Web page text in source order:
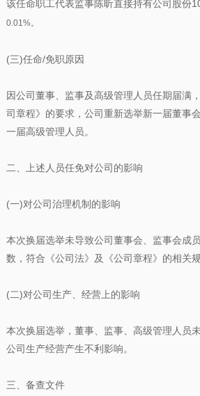
该任命职工代表监事陈昕直接持有公司股份
0.01%。
(三)任命/免职原因
因公司董事、监事及高级管理人员任期届满
司章程》的要求，公司重新选举新一届董事
一届高级管理人员。
二、上述人员任免对公司的影响
(一)对公司治理机制的影响
本次换届选举未导致公司董事会、监事会成
数，符合《公司法》及《公司章程》的相关
(二)对公司生产、经营上的影响
本次换届选举，董事、监事、高级管理人员
公司生产经营产生不利影响。
三、备查文件